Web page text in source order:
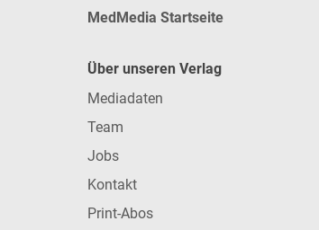
MedMedia Startseite
Über unseren Verlag
Mediadaten
Team
Jobs
Kontakt
Print-Abos